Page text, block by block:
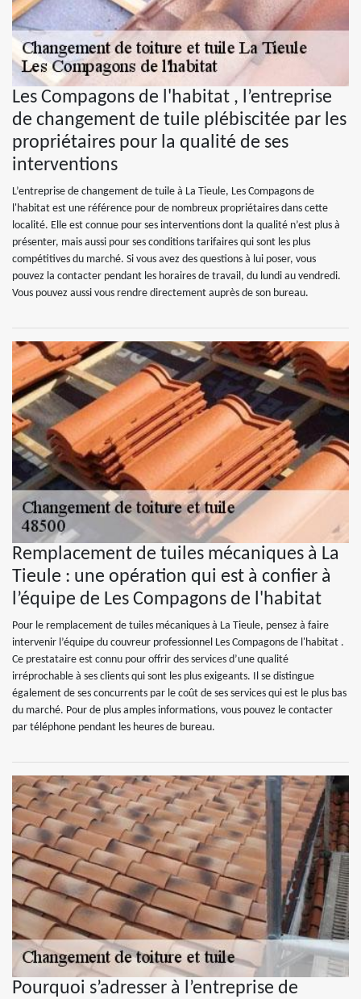
Les Compagons de l'habitat , l’entreprise
de changement de tuile plébiscitée par les
propriétaires pour la qualité de ses
interventions
L’entreprise de changement de tuile à La Tieule, Les Compagons de
l'habitat est une référence pour de nombreux propriétaires dans cette
localité. Elle est connue pour ses interventions dont la qualité n’est plus à
présenter, mais aussi pour ses conditions tarifaires qui sont les plus
compétitives du marché. Si vous avez des questions à lui poser, vous
pouvez la contacter pendant les horaires de travail, du lundi au vendredi.
Vous pouvez aussi vous rendre directement auprès de son bureau.
Remplacement de tuiles mécaniques à La
Tieule : une opération qui est à confier à
l’équipe de Les Compagons de l'habitat
Pour le remplacement de tuiles mécaniques à La Tieule, pensez à faire
intervenir l’équipe du couvreur professionnel Les Compagons de l'habitat .
Ce prestataire est connu pour offrir des services d’une qualité
irréprochable à ses clients qui sont les plus exigeants. Il se distingue
également de ses concurrents par le coût de ses services qui est le plus bas
du marché. Pour de plus amples informations, vous pouvez le contacter
par téléphone pendant les heures de bureau.
Pourquoi s’adresser à l’entreprise de